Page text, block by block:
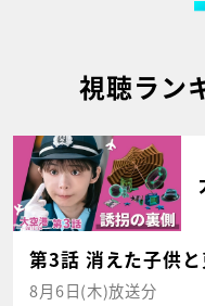
視聴ラン
第3話 消えた子供と
8月6日(木)放送分